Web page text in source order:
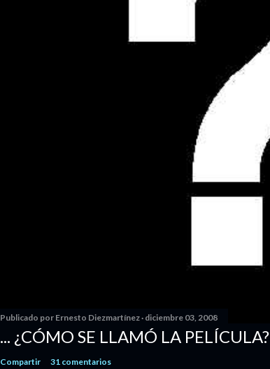
Publicado por Ernesto Diezmartínez diciembre 03, 2008
... ¿CÓMO SE LLAMÓ LA PELÍCULA?
Compartir 31 comentarios